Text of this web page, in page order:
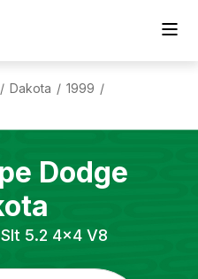
/ Dakota / 1999 /
Dodge
5.2 4x4 V8